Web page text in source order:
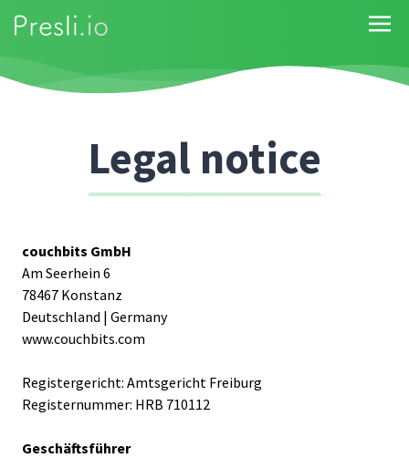
Legal notice
couchbits GmbH
Am Seerhein 6
78467 Konstanz
Deutschland | Germany
www.couchbits.com
Registergericht: Amtsgericht Freiburg
Registernummer: HRB 710112
Geschäftsführer